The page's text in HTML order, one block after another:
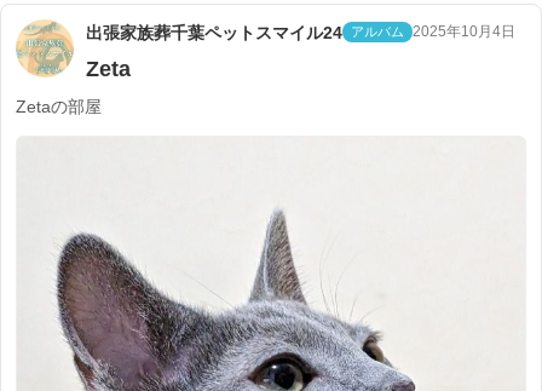
出張家族葬千葉ペットスマイル24 アルバム 2025年10月4日
Zeta
Zetaの部屋